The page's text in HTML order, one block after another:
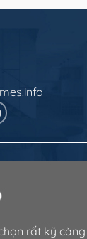
rất kỹ